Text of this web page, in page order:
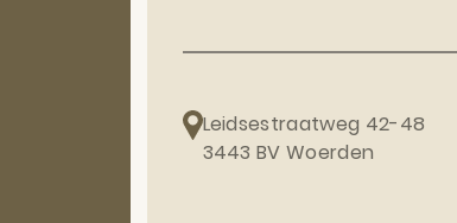
Leidsestraatweg 42-48
3443 BV Woerden